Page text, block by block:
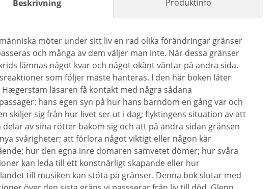
Beskrivning
möter under sitt liv en rad olika förändringar gränser
och många av dem väljer man inte. När dessa gränser
lämnas något kvar och något okänt väntar på andra sida.
som följer måste hanteras. I den här boken låter
Hægerstam läsaren få kontakt med några sådana
hans egen syn på hur hans barndom en gång var och
skiljer sig från hur livet ser ut i dag; flyktingens situation av att
delar av sina rötter bakom sig och att på andra sidan gränsen
svårigheter; att förlora något viktigt eller någon kär
hur den egna inre domaren samvetet dömer; hur svåra
kan leda till ett konstnärligt skapande eller hur
till musiken kan stöta på gränser. Denna bok slutar med
Produktinfo